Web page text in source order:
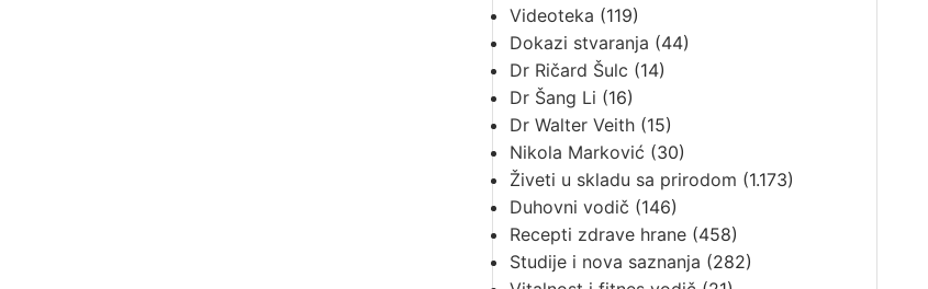
Videoteka (119)
Dokazi stvaranja (44)
Dr Ričard Šulc (14)
Dr Šang Li (16)
Dr Walter Veith(15)
Nikola Marković (30)
Živeti u skladu sa prirodom (1.173)
Duhovni vodič (146)
Recepti zdrave hrane(458)
Studije i nova saznanja (282)